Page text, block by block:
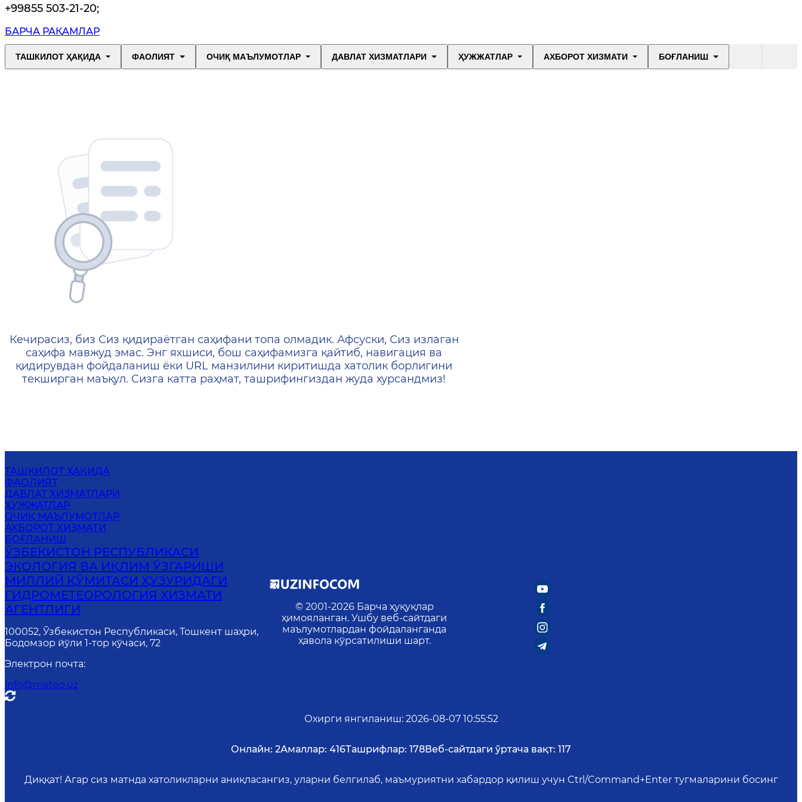
+99855 503-21-20;
БАРЧА РАҚАМЛАР
ТАШКИЛОТ ҲАҚИДА ФАОЛИЯТ ОЧИҚ МАЪЛУМОТЛАР ДАВЛАТ ХИЗМАТЛАРИ ҲУЖЖАТЛАР АХБОРОТ ХИЗМАТИ БОҒЛАНИШ
404 — Страница не найдена
Кечирасиз, биз Сиз қидираётган саҳифани топа олмадик. Афсуски, Сиз излаган
саҳифа мавжуд эмас. Энг яхшиси, бош саҳифамизга қайтиб, навигация ва
қидирувдан фойдаланиш ёки URL манзилини киритишда хатолик борлигини
текширган маъқул. Сизга катта раҳмат, ташрифингиздан жуда хурсандмиз!
ТАШКИЛОТ ҲАҚИДА
ФАОЛИЯТ
ДАВЛАТ ХИЗМАТЛАРИ
ҲУЖЖАТЛАР
ОЧИҚ МАЪЛУМОТЛАР
АХБОРОТ ХИЗМАТИ
БОҒЛАНИШ
ЎЗБЕКИСТОН РЕСПУБЛИКАСИ
ЭКОЛОГИЯ ВА ИҚЛИМ ЎЗГАРИШИ
МИЛЛИЙ ҚЎМИТАСИ ҲУЗУРИДАГИ
ГИДРОМЕТЕОРОЛОГИЯ ХИЗМАТИ
АГЕНТЛИГИ
100052, Ўзбекистон Республикаси, Тошкент шаҳри,
Бодомзор йўли 1-тор кўчаси, 72
Электрон почта:
info@meteo.uz
© 2001-2026 Барча ҳуқуқлар
ҳимояланган. Ушбу веб-сайтдаги
маълумотлардан фойдаланганда
ҳавола кўрсатилиши шарт.
Охирги янгиланиш: 2026-08-07 10:55:52
Онлайн: 2Амаллар: 416Ташрифлар: 178Веб-сайтдаги ўртача вақт: 117
Диққат! Агар сиз матнда хатоликларни аниқласангиз, уларни белгилаб, маъмуриятни хабардор қилиш учун Ctrl/Command+Enter тугмаларини босинг